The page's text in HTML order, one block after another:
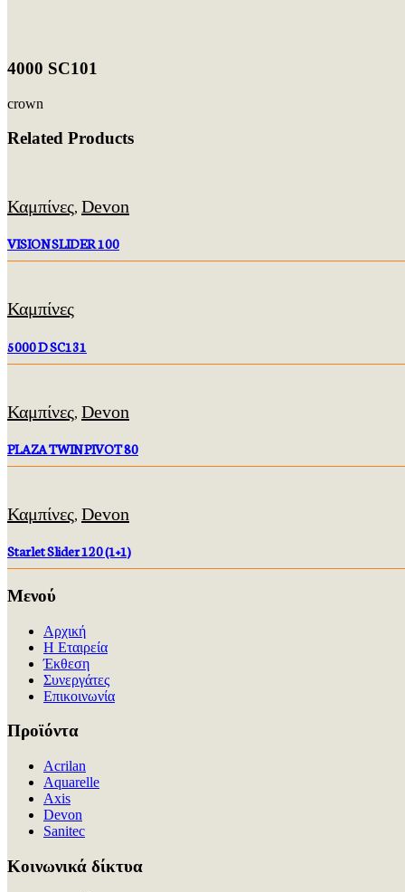
4000 SC101
crown
Related Products
Καμπίνες, Devon
VISION SLIDER 100
Καμπίνες
5000 D SC131
Καμπίνες, Devon
PLAZA TWIN PIVOT 80
Καμπίνες, Devon
Starlet Slider 120 (1+1)
Μενού
Αρχική
Η Εταιρεία
Έκθεση
Συνεργάτες
Επικοινωνία
Προϊόντα
Acrilan
Aquarelle
Axis
Devon
Sanitec
Kοινωνικά δίκτυα